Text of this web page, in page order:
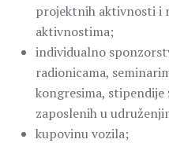
projektnih aktivnosti i
aktivnostima;
individualno
radionicama,
kongresima,
zaposlenih u
kupovinu vozila;